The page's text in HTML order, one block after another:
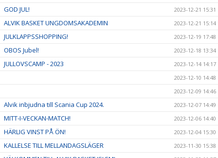
GOD JUL! 2023-12-21 15:31
ALVIK BASKET UNGDOMSAKADEMIN 2023-12-21 15:14
JULKLAPPSSHOPPING! 2023-12-19 17:48
OBOS Jubel! 2023-12-18 13:34
JULLOVSCAMP - 2023
2023-12-14 14:17
2023-12-10 14:48
2023-12-09 14:46
Alvik inbjudna till Scania Cup 2024. 2023-12-07 14:49
MITT-I-VECKAN-MATCH! 2023-12-06 14:40
HÄRLIG VINST PÅ ÖN! 2023-12-04 15:30
KALLELSE TILL MELLANDAGSLÄGER 2023-11-30 15:38